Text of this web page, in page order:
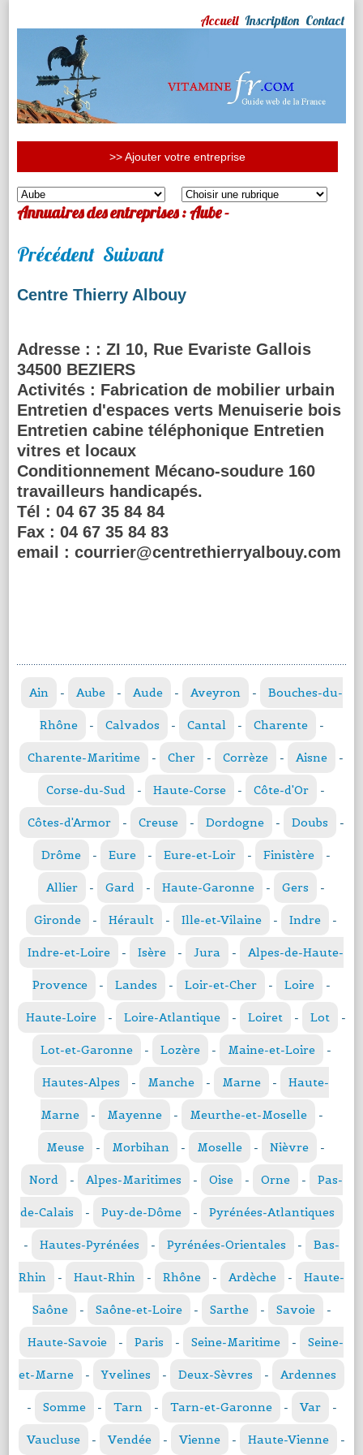
Accueil Inscription Contact
>> Ajouter votre entreprise
Annuaires des entreprises : Aube -
Précédent Suivant
Centre Thierry Albouy
Adresse : : ZI 10, Rue Evariste Gallois
34500 BEZIERS
Activités : Fabrication de mobilier urbain
Entretien d'espaces verts Menuiserie bois
Entretien cabine téléphonique Entretien
vitres et locaux
Conditionnement Mécano-soudure 160
travailleurs handicapés.
Tél : 04 67 35 84 84
Fax : 04 67 35 84 83
email : courrier@centrethierryalbouy.com
Ain - Aube - Aude - Aveyron - Bouches-du-
Rhône - Calvados - Cantal - Charente -
Charente-Maritime - Cher - Corrèze - Aisne -
Corse-du-Sud - Haute-Corse - Côte-d'Or -
Côtes-d'Armor - Creuse - Dordogne - Doubs -
Drôme - Eure - Eure-et-Loir - Finistère -
Allier - Gard - Haute-Garonne - Gers -
Gironde - Hérault - Ille-et-Vilaine - Indre -
Indre-et-Loire - Isère - Jura - Alpes-de-Haute-
Provence - Landes - Loir-et-Cher - Loire -
Haute-Loire - Loire-Atlantique - Loiret - Lot -
Lot-et-Garonne - Lozère - Maine-et-Loire -
Hautes-Alpes - Manche - Marne - Haute-
Marne - Mayenne - Meurthe-et-Moselle -
Meuse - Morbihan - Moselle - Nièvre -
Nord - Alpes-Maritimes - Oise - Orne - Pas-
de-Calais - Puy-de-Dôme - Pyrénées-Atlantiques
- Hautes-Pyrénées - Pyrénées-Orientales - Bas-
Rhin - Haut-Rhin - Rhône - Ardèche - Haute-
Saône - Saône-et-Loire - Sarthe - Savoie -
Haute-Savoie - Paris - Seine-Maritime - Seine-
et-Marne - Yvelines - Deux-Sèvres - Ardennes
- Somme - Tarn - Tarn-et-Garonne - Var -
Vaucluse - Vendée - Vienne - Haute-Vienne -